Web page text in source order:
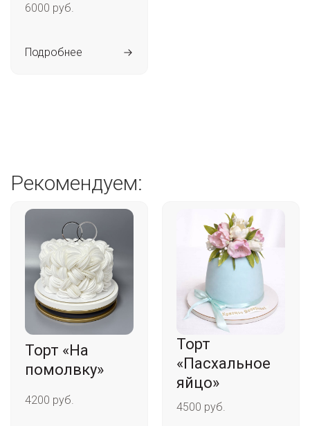
6000 руб.
Подробнее
Рекомендуем:
Торт «На
помолвку»
4200 руб.
Торт
«Пасхальное
яйцо»
4500 руб.